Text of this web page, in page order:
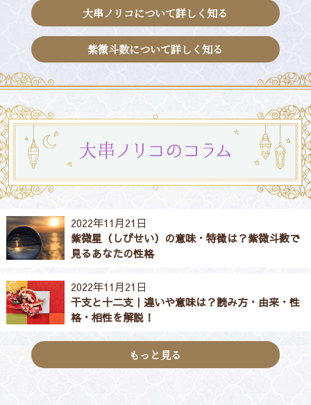
大串ノリコについて詳しく知る
紫微斗数について詳しく知る
2022年11月21日
紫微星（しびせい）の意味・特徴は？紫微斗数で
見るあなたの性格
2022年11月21日
干支と十二支｜違いや意味は？読み方・由来・性
格・相性を解説！
もっと見る